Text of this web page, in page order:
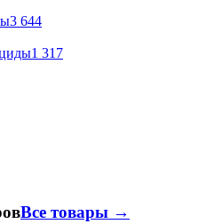
3 644
1 317
Все товары →